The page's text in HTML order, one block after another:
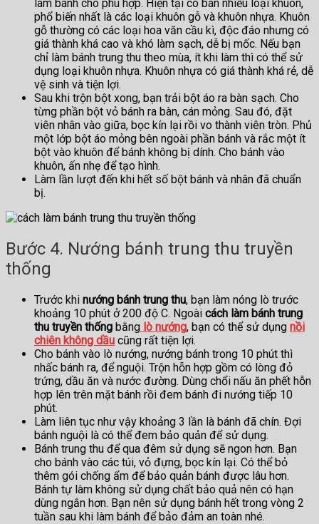
làm bánh cho phù hợp. Hiện tại có bán nhiều loại khuôn,
phổ biến nhất là các loại khuôn gỗ và khuôn nhựa. Khuôn
gỗ thường có các loại hoa văn cầu kì, độc đáo nhưng có
giá thành khá cao và khó làm sạch, dễ bị mốc. Nếu bạn
chỉ làm bánh trung thu theo mùa, ít khi làm thì có thể sử
dụng loại khuôn nhựa. Khuôn nhựa có giá thành khá rẻ, dễ
vệ sinh và tiện lợi.
Sau khi trộn bột xong, bạn trải bột áo ra bàn sạch. Cho
từng phần bột vỏ bánh ra bàn, cán mỏng. Sau đó, đặt
viên nhân vào giữa, bọc kín lại rồi vo thành viên tròn. Phủ
một lớp bột áo mỏng bên ngoài phần bánh và rắc một ít
bột vào khuôn để bánh không bị dính. Cho bánh vào
khuôn, ấn nhẹ để tạo hình.
Làm lần lượt đến khi hết số bột bánh và nhân đã chuẩn
bị.
Bước 4. Nướng bánh trung thu truyền
thống
Trước khi nướng bánh trung thu, bạn làm nóng lò trước
khoảng 10 phút ở 200 độ C. Ngoài cách làm bánh trung
thu truyền thống bằng lò nướng, bạn có thể sử dụng nồi
chiên không dầu cũng rất tiện lợi.
Cho bánh vào lò nướng, nướng bánh trong 10 phút thì
nhấc bánh ra, để nguội. Trộn hỗn hợp gồm có lòng đỏ
trứng, dầu ăn và nước đường. Dùng chổi nấu ăn phết hỗn
hợp lên trên mặt bánh rồi đem bánh đi nướng tiếp 10
phút.
Làm liên tục như vậy khoảng 3 lần là bánh đã chín. Đợi
bánh nguội là có thể đem bảo quản để sử dụng.
Bánh trung thu để qua đêm sử dụng sẽ ngon hơn. Bạn
cho bánh vào các túi, vỏ đựng, bọc kín lại. Có thể bỏ
thêm gói chống ẩm để bảo quản bánh được lâu hơn.
Bánh tự làm không sử dụng chất bảo quả nên có hạn
dùng ngắn hơn. Bạn nên sử dụng bánh hết trong vòng 2
tuần sau khi làm bánh để bảo đảm an toàn nhé.